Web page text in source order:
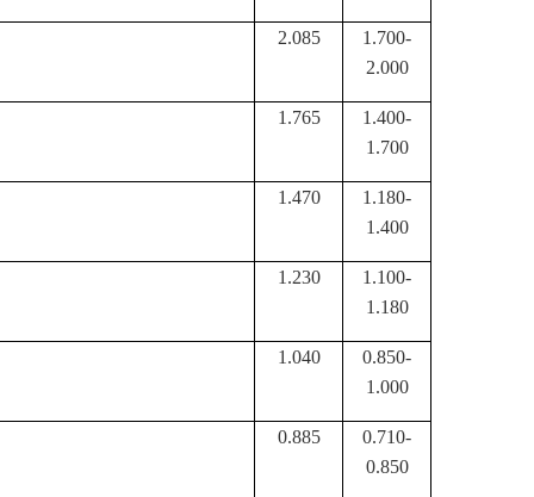
2.085
1.700-
2.000
1.765
1.400-
1.700
1.470
1.180-
1.400
1.230
1.100-
1.180
1.040
0.850-
1.000
0.885
0.710-
0.850